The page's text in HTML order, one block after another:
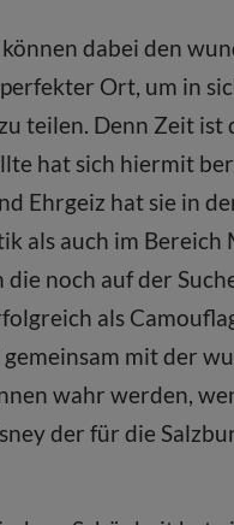
dabei den
Ort, um in
teilen. Denn Zeit ist
hat sich hiermit
Ehrgeiz hat sie in
als auch im Bereich
noch auf der
als
mit der
wahr werden,
der für die